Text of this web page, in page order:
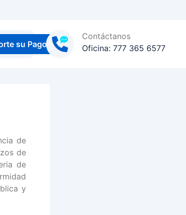
su Pago
Contáctanos
Oficina: 777 365 6577
de
de
de
y